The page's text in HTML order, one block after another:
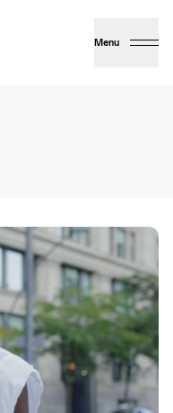
Menu